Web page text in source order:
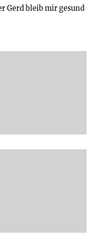
Gerd bleib mir gesund